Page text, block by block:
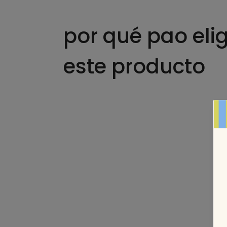
por qué pao
este producto